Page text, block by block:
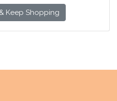
Keep Shopping